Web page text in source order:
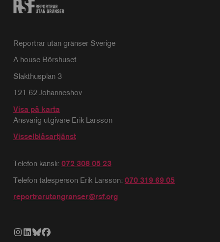
Reportrar utan gränser Sverige
A house Börshuset
Slakthusplan 3
121 62 Johanneshov
Visa på karta
Ansvarig utgivare Erik Larsson
Visselblåsartjänst
Telefon kansli: 072 308 05 23
Telefon talesperson Erik Larsson: 070 319 69 05
reportrarutangranser@rsf.org